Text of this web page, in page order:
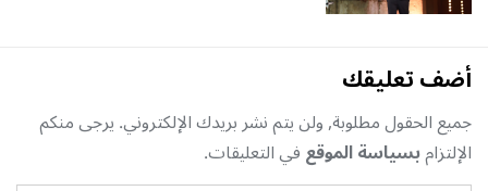
أضف تعليقك
جميع الحقول مطلوبة, ولن يتم نشر بريدك الإلكتروني. يرجى منكم
الإلتزامبسياسة الموقعفي التعليقات.